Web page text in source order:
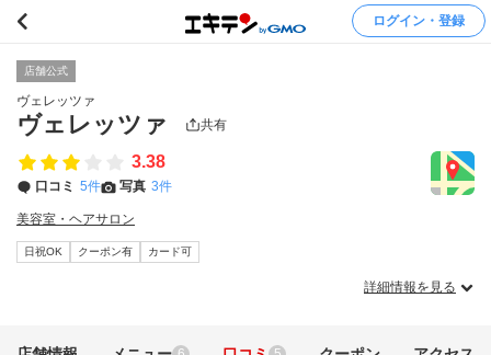
ログイン・登録
店舗公式
ヴェレッツァ
ヴェレッツァ 共有
3.38
口コミ 5件 写真 3件
美容室・ヘアサロン
日祝OK クーポン有 カード可
詳細情報を見る